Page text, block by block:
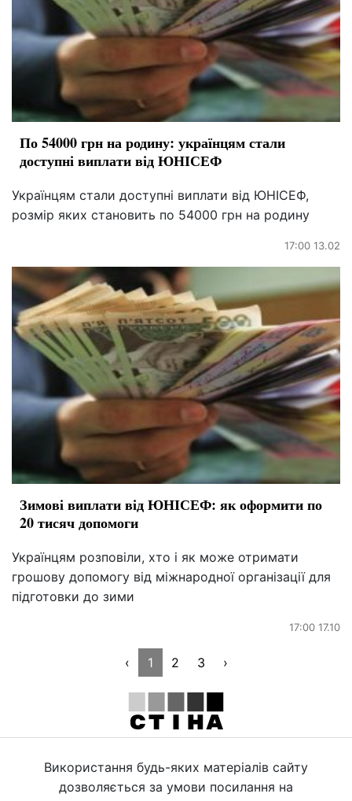
По 54000 грн на родину: українцям стали
доступні виплати від ЮНІСЕФ
Українцям стали доступні виплати від ЮНІСЕФ,
розмір яких становить по 54000 грн на родину
17:00 13.02
Зимові виплати від ЮНІСЕФ: як оформити по
20 тисяч допомоги
Українцям розповіли, хто і як може отримати
грошову допомогу від міжнародної організації для
підготовки до зими
17:00 17.10
‹ 1 2 3 ›
Використання будь-яких матеріалів сайту
дозволяється за умови посилання на